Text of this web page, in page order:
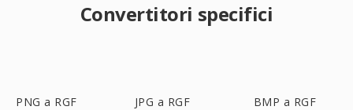
Convertitori specifici
PNG a RGF JPG a RGF BMP a RGF